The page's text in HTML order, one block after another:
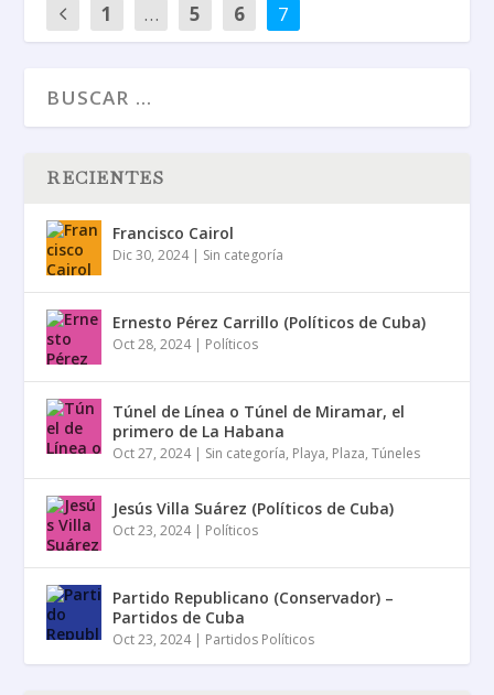
1 … 5 6 7
RECIENTES
Francisco Cairol
Dic 30, 2024| Sin categoría
Ernesto Pérez Carrillo (Políticos de Cuba)
Oct 28, 2024| Políticos
Túnel de Línea o Túnel de Miramar, el
primero de La Habana
Oct 27, 2024| Sin categoría, Playa, Plaza,Túneles
Jesús Villa Suárez (Políticos de Cuba)
Oct 23, 2024| Políticos
Partido Republicano (Conservador) –
Partidos de Cuba
Oct 23, 2024| Partidos Políticos